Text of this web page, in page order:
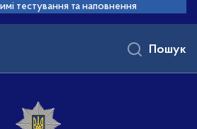
тестування та наповнення
Пошук